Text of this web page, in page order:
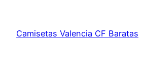
contenido
Camisetas Valencia CF Baratas